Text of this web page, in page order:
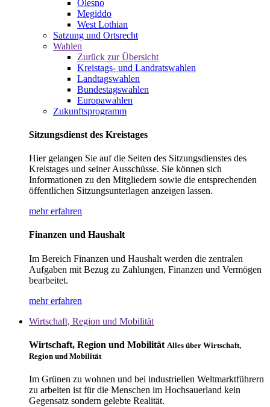
Olesno
Megiddo
West Lothian
Satzung und Ortsrecht
Wahlen
Zurück zur Übersicht
Kreistags- und Landratswahlen
Landtagswahlen
Bundestagswahlen
Europawahlen
Zukunftsprogramm
Sitzungsdienst des Kreistages
Hier gelangen Sie auf die Seiten des Sitzungsdienstes des
Kreistages und seiner Ausschüsse. Sie können sich
Informationen zu den Mitgliedern sowie die entsprechenden
öffentlichen Sitzungsunterlagen anzeigen lassen.
mehr erfahren
Finanzen und Haushalt
Im Bereich Finanzen und Haushalt werden die zentralen
Aufgaben mit Bezug zu Zahlungen, Finanzen und Vermögen
bearbeitet.
mehr erfahren
Wirtschaft, Region und Mobilität
Wirtschaft, Region und Mobilität Alles über Wirtschaft,
Region und Mobilität
Im Grünen zu wohnen und bei industriellen Weltmarktführern
zu arbeiten ist für die Menschen im Hochsauerland kein
Gegensatz sondern gelebte Realität.